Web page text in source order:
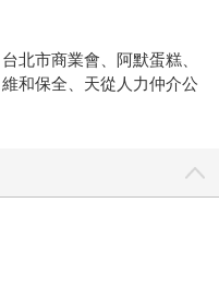
北市商業會、阿默蛋糕、
和保全、天從人力仲介公